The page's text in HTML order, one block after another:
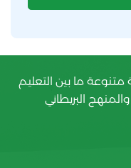
ما بين التعليم
البريطاني